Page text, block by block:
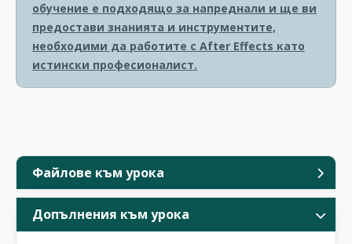
Файлове към урока
Допълнения към урока
обучение е подходящо за напреднали и ще ви
предостави знанията и инструментите,
необходими да работите с After Effects като
истински професионалист.